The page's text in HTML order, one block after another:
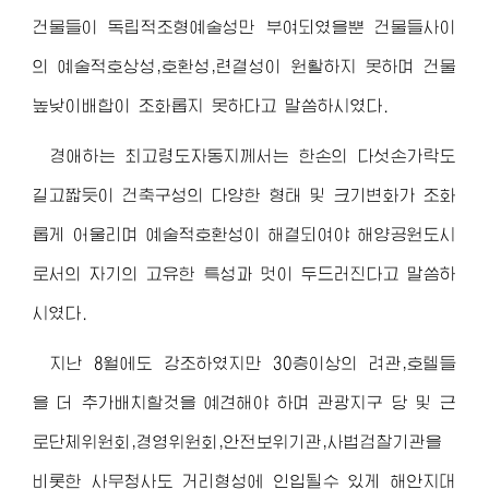
건물들이 독립적조형예술성만 부여되였을뿐 건물들사이
의 예술적호상성,호환성,련결성이 원활하지 못하며 건물
높낮이배합이 조화롭지 못하다고 말씀하시였다.
경애하는 최고령도자동지 께서는 한손의 다섯손가락도
길고짧듯이 건축구성의 다양한 형태 및 크기변화가 조화
롭게 어울리며 예술적호환성이 해결되여야 해양공원도시
로서의 자기의 고유한 특성과 멋이 두드러진다고 말씀하
시였다.
지난 8월에도 강조하였지만 30층이상의 려관,호텔들
을 더 추가배치할것을 예견해야 하며 관광지구 당 및 근
로단체위원회,경영위원회,안전보위기관,사법검찰기관을
비롯한 사무청사도 거리형성에 인입될수 있게 해안지대